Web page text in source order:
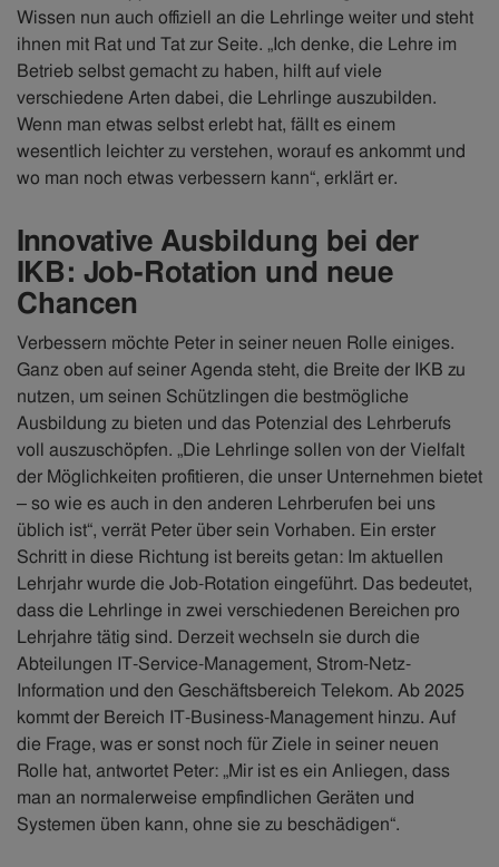
Wissen nun auch offiziell an die Lehrlinge weiter und steht
ihnen mit Rat und Tat zur Seite. „Ich denke, die Lehre im
Betrieb selbst gemacht zu haben, hilft auf viele
verschiedene Arten dabei, die Lehrlinge auszubilden.
Wenn man etwas selbst erlebt hat, fällt es einem
wesentlich leichter zu verstehen, worauf es ankommt und
wo man noch etwas verbessern kann“, erklärt er.
Innovative Ausbildung bei der
IKB: Job-Rotation und neue
Chancen
Verbessern möchte Peter in seiner neuen Rolle einiges.
Ganz oben auf seiner Agenda steht, die Breite der IKB zu
nutzen, um seinen Schützlingen die bestmögliche
Ausbildung zu bieten und das Potenzial des Lehrberufs
voll auszuschöpfen. „Die Lehrlinge sollen von der Vielfalt
der Möglichkeiten profitieren, die unser Unternehmen bietet
– so wie es auch in den anderen Lehrberufen bei uns
üblich ist“, verrät Peter über sein Vorhaben. Ein erster
Schritt in diese Richtung ist bereits getan: Im aktuellen
Lehrjahr wurde die Job-Rotation eingeführt. Das bedeutet,
dass die Lehrlinge in zwei verschiedenen Bereichen pro
Lehrjahre tätig sind. Derzeit wechseln sie durch die
Abteilungen IT-Service-Management, Strom-Netz-
Information und den Geschäftsbereich Telekom. Ab 2025
kommt der Bereich IT-Business-Management hinzu. Auf
die Frage, was er sonst noch für Ziele in seiner neuen
Rolle hat, antwortet Peter: „Mir ist es ein Anliegen, dass
man an normalerweise empfindlichen Geräten und
Systemen üben kann, ohne sie zu beschädigen“.